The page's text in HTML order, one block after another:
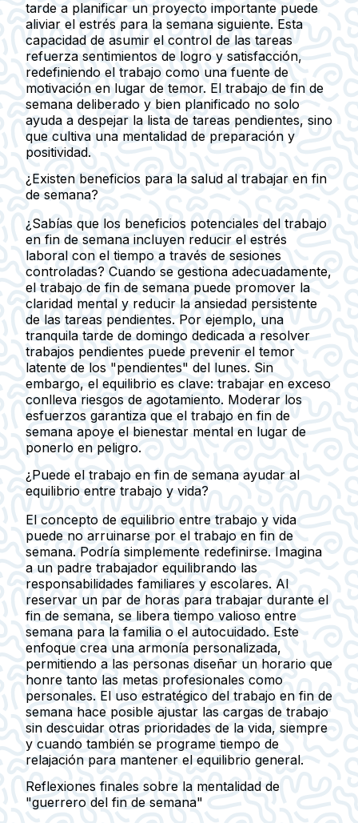
tarde a planificar un proyecto importante puede
aliviar el estrés para la semana siguiente. Esta
capacidad de asumir el control de las tareas
refuerza sentimientos de logro y satisfacción,
redefiniendo el trabajo como una fuente de
motivación en lugar de temor. El trabajo de fin de
semana deliberado y bien planificado no solo
ayuda a despejar la lista de tareas pendientes, sino
que cultiva una mentalidad de preparación y
positividad.
¿Existen beneficios para la salud al trabajar en fin
de semana?
¿Sabías que los beneficios potenciales del trabajo
en fin de semana incluyen reducir el estrés
laboral con el tiempo a través de sesiones
controladas? Cuando se gestiona adecuadamente,
el trabajo de fin de semana puede promover la
claridad mental y reducir la ansiedad persistente
de las tareas pendientes. Por ejemplo, una
tranquila tarde de domingo dedicada a resolver
trabajos pendientes puede prevenir el temor
latente de los "pendientes" del lunes. Sin
embargo, el equilibrio es clave: trabajar en exceso
conlleva riesgos de agotamiento. Moderar los
esfuerzos garantiza que el trabajo en fin de
semana apoye el bienestar mental en lugar de
ponerlo en peligro.
¿Puede el trabajo en fin de semana ayudar al
equilibrio entre trabajo y vida?
El concepto de equilibrio entre trabajo y vida
puede no arruinarse por el trabajo en fin de
semana. Podría simplemente redefinirse. Imagina
a un padre trabajador equilibrando las
responsabilidades familiares y escolares. Al
reservar un par de horas para trabajar durante el
fin de semana, se libera tiempo valioso entre
semana para la familia o el autocuidado. Este
enfoque crea una armonía personalizada,
permitiendo a las personas diseñar un horario que
honre tanto las metas profesionales como
personales. El uso estratégico del trabajo en fin de
semana hace posible ajustar las cargas de trabajo
sin descuidar otras prioridades de la vida, siempre
y cuando también se programe tiempo de
relajación para mantener el equilibrio general.
Reflexiones finales sobre la mentalidad de
"guerrero del fin de semana"